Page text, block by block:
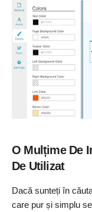
O Mulțime De
De Utilizat
Dacă sunteți în
care pur și simplu